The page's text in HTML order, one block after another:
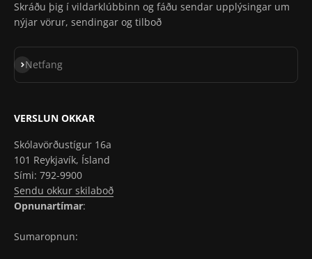
Skráðu þig í vildarklúbbinn og fáðu sendar upplýsingar um
nýjar vörur, sendingar og tilboð
Netfang
Skrá á póstlista
VERSLUN OKKAR
Skólavörðustígur 16a
101 Reykjavík, Ísland
Sími: 792-9900
Sendu okkur skilaboð
Opnunartímar:
Sumaropnun: